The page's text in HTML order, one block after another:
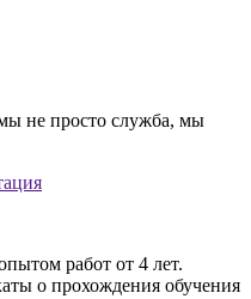
не просто служба, мы
работ от 4 лет.
о прохождения обучения